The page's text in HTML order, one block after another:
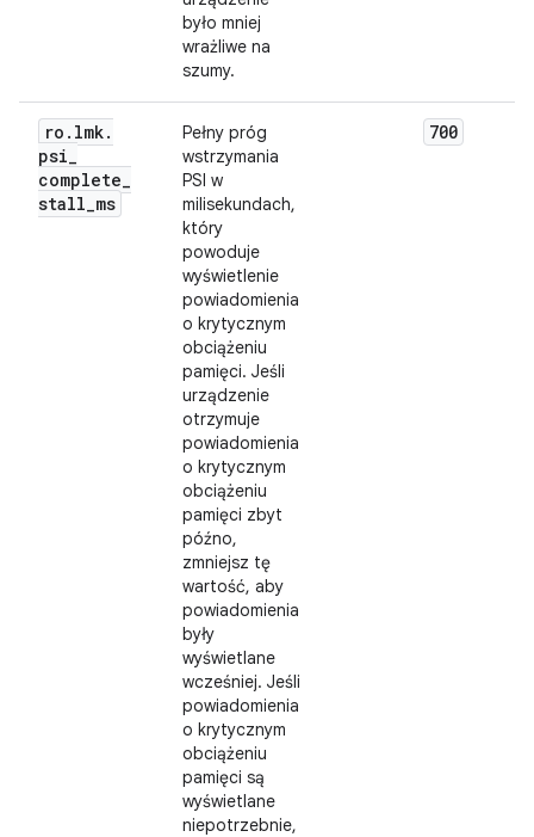
było mniej
wrażliwe na
szumy.
ro . lmk.
psi_
complete_
stall_ms
Pełny próg
wstrzymania
PSI w
milisekundach,
który
powoduje
wyświetlenie
powiadomienia
o krytycznym
obciążeniu
pamięci. Jeśli
urządzenie
otrzymuje
powiadomienia
o krytycznym
obciążeniu
pamięci zbyt
późno,
zmniejsz tę
wartość, aby
powiadomienia
były
wyświetlane
wcześniej. Jeśli
powiadomienia
o krytycznym
obciążeniu
pamięci są
wyświetlane
niepotrzebnie,
700